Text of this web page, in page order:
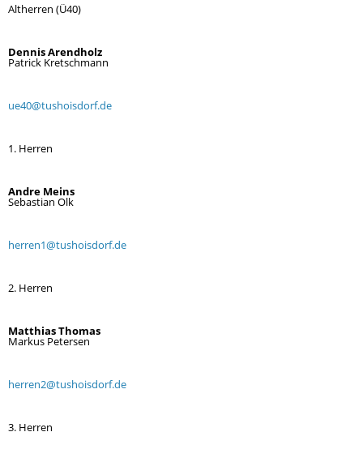
Altherren (Ü40)
Dennis Arendholz
Patrick Kretschmann
ue40@tushoisdorf.de
1. Herren
Andre Meins
Sebastian Olk
herren1@tushoisdorf.de
2. Herren
Matthias Thomas
Markus Petersen
herren2@tushoisdorf.de
3. Herren